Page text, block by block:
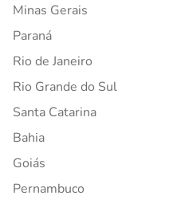
Minas Gerais
Paraná
Rio de Janeiro
Rio Grande do Sul
Santa Catarina
Bahia
Goiás
Pernambuco